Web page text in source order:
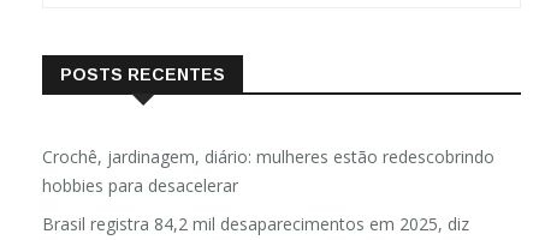
POSTS RECENTES
Crochê, jardinagem, diário: mulheres estão redescobrindo
hobbies para desacelerar
Brasil registra 84,2 mil desaparecimentos em 2025, diz